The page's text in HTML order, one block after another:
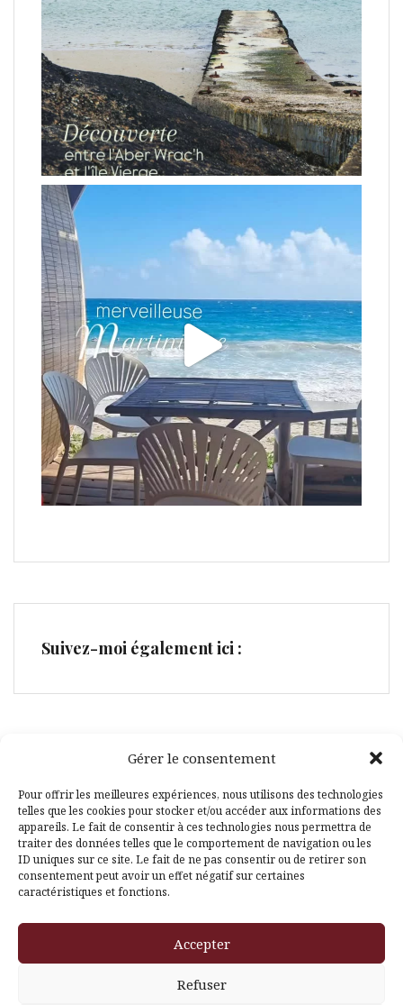
Gérer le consentement
Pour offrir les meilleures expériences, nous utilisons des technologies
telles que les cookies pour stocker et/ou accéder aux informations des
appareils. Le fait de consentir à ces technologies nous permettra de
traiter des données telles que le comportement de navigation ou les
ID uniques sur ce site. Le fait de ne pas consentir ou de retirer son
consentement peut avoir un effet négatif sur certaines
caractéristiques et fonctions.
Accepter
Refuser
Suivez-moi également ici :
Facebook
Pinterest
Themeisle